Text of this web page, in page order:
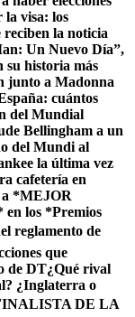
la visa: los
la noticia
Un Nuevo Día”,
su historia más
junto a Madonna
cuántos
del Mundial
Bellingham a un
del Mundi al
la última vez
cafetería en
a *MEJOR
los *Premios
reglamento de
que
de DT¿Qué rival
¿Inglaterra o
DE LA